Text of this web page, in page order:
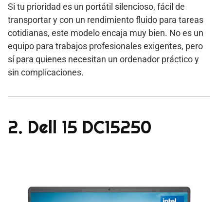
Si tu prioridad es un portátil silencioso, fácil de
transportar y con un rendimiento fluido para tareas
cotidianas, este modelo encaja muy bien. No es un
equipo para trabajos profesionales exigentes, pero
sí para quienes necesitan un ordenador práctico y
sin complicaciones.
2. Dell 15 DC15250